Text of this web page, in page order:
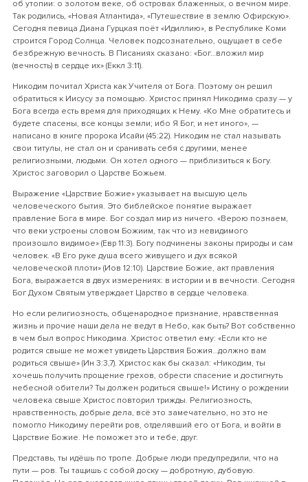
об утопии: о золотом веке, об островах блаженных, о вечном мире.
Так родились, «Новая Атлантида», «Путешествие в землю Офирскую».
Сегодня певица Диана Гурцкая поёт «Идиллию», в Республике Коми
строится Город Солнца. Человек подсознательно, ощущает в себе
безбрежную вечность. В Писаниях сказано: «Бог…вложил мир
(вечность) в сердце их» (Еккл 3:11).
Никодим почитал Христа как Учителя от Бога. Поэтому он решил
обратиться к Иисусу за помощью. Христос принял Никодима сразу — у
Бога всегда есть время для приходящих к Нему. «Ко Мне обратитесь и
будете спасены, все концы земли; ибо Я Бог, и нет иного», —
написано в книге пророка Исайи (45:22). Никодим не стал называть
свои титулы, не стал он и сранивать себя с другими, менее
религиозными, людьми. Он хотел одного — приблизиться к Богу.
Христос заговорил о Царстве Божьем.
Выражение «Царствие Божие» указывает на высшую цель
человеческого бытия. Это библейское понятие выражает
правление Бога в мире. Бог создал мир из ничего. «Верою познаем,
что веки устроены словом Божиим, так что из невидимого
произошло видимое» (Евр 11:3). Богу подчинены законы природы и сам
человек. «В Его руке душа всего живущего и дух всякой
человеческой плоти» (Иов 12:10). Царствие Божие, акт правления
Бога, выражается в двух измерениях: в истории и в вечности. Сегодня
Бог Духом Святым утверждает Царство в сердце человека.
Но если религиозность, общенародное признание, нравственная
жизнь и прочие наши дела не ведут в Небо, как быть? Вот собственно
в чем был вопрос Никодима. Христос ответил ему: «Если кто не
родится свыше не может увидеть Царствия Божия…должно вам
родиться свыше» (Ин 3:3,7). Христос как бы сказал: «Никодим, ты
хочешь получить прощение грехов, обрести спасение и достигнуть
небесной обители? Ты должен родиться свыше!» Истину о рождении
человека свыше Христос повторил трижды. Религиозность,
нравственность, добрые дела, всё это замечательно, но это не
помогло Никодиму перейти ров, отделявший его от Бога, и войти в
Царствие Божие. Не поможет это и тебе, друг.
Представь, ты идёшь по тропе. Добрые люди предупредили, что на
пути — ров. Ты тащишь с собой доску — добротную, дубовую.